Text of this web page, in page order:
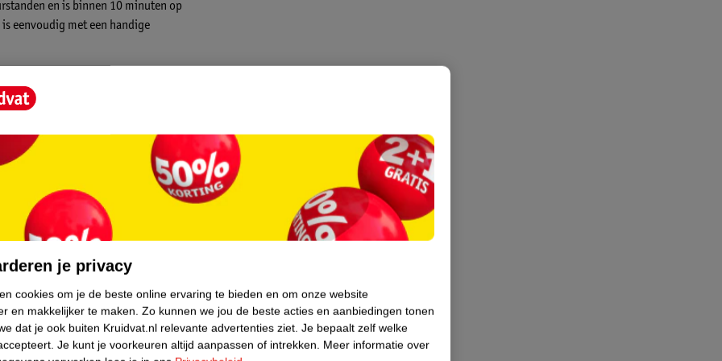
en is binnen 10 minuten op
eenvoudig met een handige
warmte op de hoogste stand. Geen
De oplaadkabel maakt het laden
Je hebt keuze uit drie
verwarmingszone van 25 x 25 cm biedt
verwarmingselementen wordt de warmte
functioneel, maar ook comfortabel
waardoor je het kussen gemakkelijk
je privacy
cookies om je de beste online ervaring te bieden en om onze website
en makkelijker te maken. Zo kunnen we jou de beste acties en aanbiedingen tonen
dat je ook buiten Kruidvat.nl relevante advertenties ziet. Je bepaalt zelf welke
Je kunt je voorkeuren altijd aanpassen of intrekken. Meer informatie over